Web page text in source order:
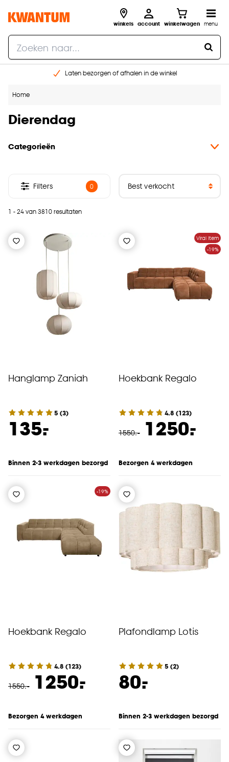
winkels account winkelwagen menu
Laten bezorgen of afhalen in de winkel
Home
Dierendag
Categorieën
1 - 24 van 3810 resultaten
Filters 0
Hanglamp Zaniah
5 (3)
135.
-
Binnen 2-3 werkdagen bezorgd
Viral Item
-19%
Hoekbank Regalo
4.8 (123)
1550.- 1250.
-
Bezorgen 4 werkdagen
-19%
Hoekbank Regalo
4.8 (123)
1550.- 1250.
-
Bezorgen 4 werkdagen
Plafondlamp Lotis
5 (2)
80.
-
Binnen 2-3 werkdagen bezorgd